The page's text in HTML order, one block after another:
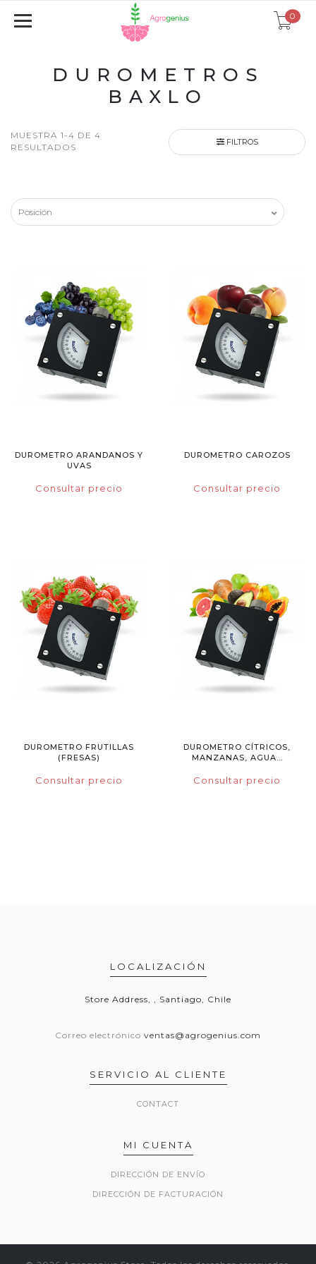
0
DUROMETROS
BAXLO
MUESTRA 1-4 DE 4
RESULTADOS
FILTROS
DUROMETRO ARANDANOS Y
UVAS
Consultar precio
DUROMETRO CAROZOS
Consultar precio
DUROMETRO FRUTILLAS
(FRESAS)
Consultar precio
DUROMETRO CÍTRICOS,
MANZANAS, AGUA...
Consultar precio
LOCALIZACIÓN
Store Address, , Santiago, Chile
Correo electrónico ventas@agrogenius.com
SERVICIO AL CLIENTE
CONTACT
MI CUENTA
DIRECCIÓN DE ENVÍO
DIRECCIÓN DE FACTURACIÓN